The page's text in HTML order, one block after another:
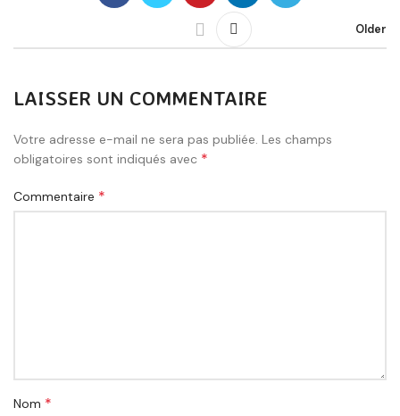
Older
LAISSER UN COMMENTAIRE
Votre adresse e-mail ne sera pas publiée. Les champs
obligatoires sont indiqués avec *
Commentaire *
Nom *